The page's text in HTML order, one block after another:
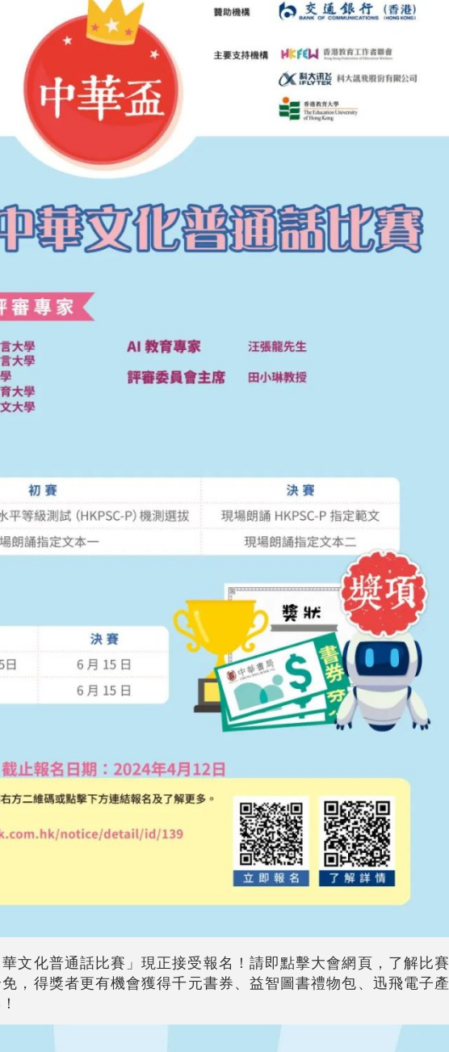
化普通話比賽」現正接受報名！請即點擊大會網頁，了解比賽
，得獎者更有機會獲得千元書券、益智圖書禮物包、迅飛電子產